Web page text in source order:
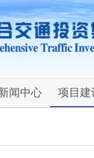
闻中心 项目建